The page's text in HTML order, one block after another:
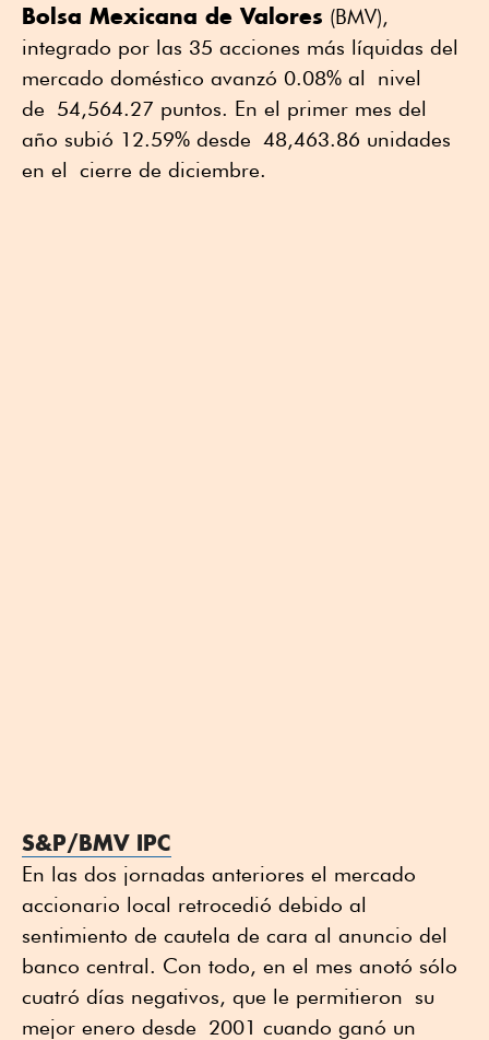
Bolsa Mexicana de Valores (BMV),
integrado por las 35 acciones más líquidas del
mercado doméstico avanzó 0.08% al nivel
de 54,564.27 puntos. En el primer mes del
año subió 12.59% desde 48,463.86 unidades
en el cierre de diciembre.
S&P/BMV IPC
En las dos jornadas anteriores el mercado
accionario local retrocedió debido al
sentimiento de cautela de cara al anuncio del
banco central. Con todo, en el mes anotó sólo
cuatró días negativos, que le permitieron su
mejor enero desde 2001 cuando ganó un